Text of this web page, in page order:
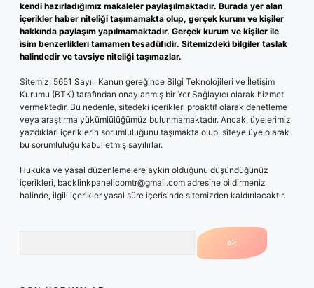
kendi hazırladığımız makaleler paylaşılmaktadır. Burada yer alan
içerikler haber niteliği taşımamakta olup, gerçek kurum ve kişiler
hakkında paylaşım yapılmamaktadır. Gerçek kurum ve kişiler ile
isim benzerlikleri tamamen tesadüfidir. Sitemizdeki bilgiler taslak
halindedir ve tavsiye niteliği taşımazlar.
Sitemiz, 5651 Sayılı Kanun gereğince Bilgi Teknolojileri ve İletişim
Kurumu (BTK) tarafından onaylanmış bir Yer Sağlayıcı olarak hizmet
vermektedir. Bu nedenle, sitedeki içerikleri proaktif olarak denetleme
veya araştırma yükümlülüğümüz bulunmamaktadır. Ancak, üyelerimiz
yazdıkları içeriklerin sorumluluğunu taşımakta olup, siteye üye olarak
bu sorumluluğu kabul etmiş sayılırlar.
Hukuka ve yasal düzenlemelere aykırı olduğunu düşündüğünüz
içerikleri, backlinkpanelicomtr@gmail.com adresine bildirmeniz
halinde, ilgili içerikler yasal süre içerisinde sitemizden kaldırılacaktır.